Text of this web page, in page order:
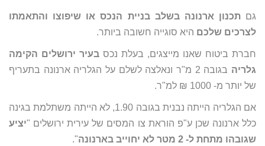
גםתכנון ארנונה בשלב בניית הנכס או שיפוצו והתאמתו
לצרכים שלכם היא סוגייה חשובה ביותר.
חברת ביטוח שאנו מייצגים, בעלת נכס בעיר ירושלים הקימה
גלריה
בגובה 2 מ"ר ונאלצה לשלם על הגלריה ארנונה בתעריף
של יותר מ- 1000 ₪ למ"ר.
אם הגלריה הייתה נבנית בגובה 1.90, לא הייתה משתלמת בגינה
כלל ארנונה שכן ע"פ הוראת צו המסים של עירית ירושלים "יציע
שגובהו מתחת ל- 2 מטר לא יחוייב בארנונה
".